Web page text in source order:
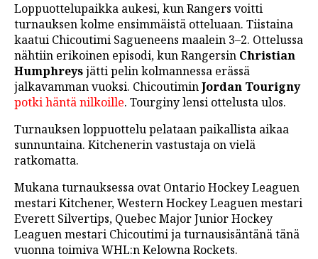
Loppuottelupaikka aukesi, kun Rangers voitti
turnauksen kolme ensimmäistä otteluaan. Tiistaina
kaatui Chicoutimi Sagueneens maalein 3–2. Ottelussa
nähtiin erikoinen episodi, kun Rangersin Christian
Humphreysjätti pelin kolmannessa erässä
jalkavamman vuoksi. ChicoutiminJordan Tourigny
potki häntä nilkoille. Tourginy lensi ottelusta ulos.
Turnauksen loppuottelu pelataan paikallista aikaa
sunnuntaina. Kitchenerin vastustaja on vielä
ratkomatta.
Mukana turnauksessa ovat Ontario Hockey Leaguen
mestari Kitchener, Western Hockey Leaguen mestari
Everett Silvertips, Quebec Major Junior Hockey
Leaguen mestari Chicoutimi ja turnausisäntänä tänä
vuonna toimiva WHL:n Kelowna Rockets.
46 DENTON ROAD
VIDEOT
PODCASTIT
KOLUMNIT